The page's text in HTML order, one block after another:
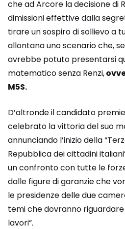
che ad Arcore la decisione di
dimissioni effettive dalla
tirare un sospiro di sollievo a
allontana uno scenario che,
avrebbe potuto presentarsi
matematico senza Renzi,
M5S.
D’altronde il candidato
celebrato la vittoria del suo
annunciando l’inizio della
Repubblica dei cittadini
un confronto con tutte le
dalle figure di garanzie che
le presidenze delle due
temi che dovranno
lavori”.